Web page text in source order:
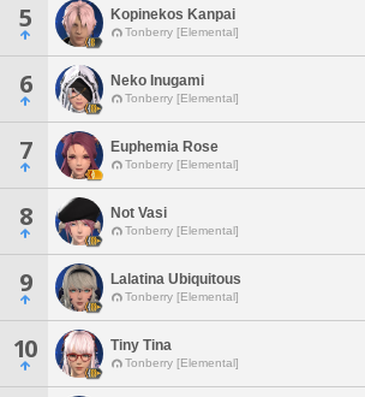
5 Kopinekos Kanpai
Tonberry [Elemental]
6 Neko Inugami
Tonberry [Elemental]
7 Euphemia Rose
Tonberry [Elemental]
8 Not Vasi
Tonberry [Elemental]
9 Lalatina Ubiquitous
Tonberry [Elemental]
10 Tiny Tina
Tonberry [Elemental]